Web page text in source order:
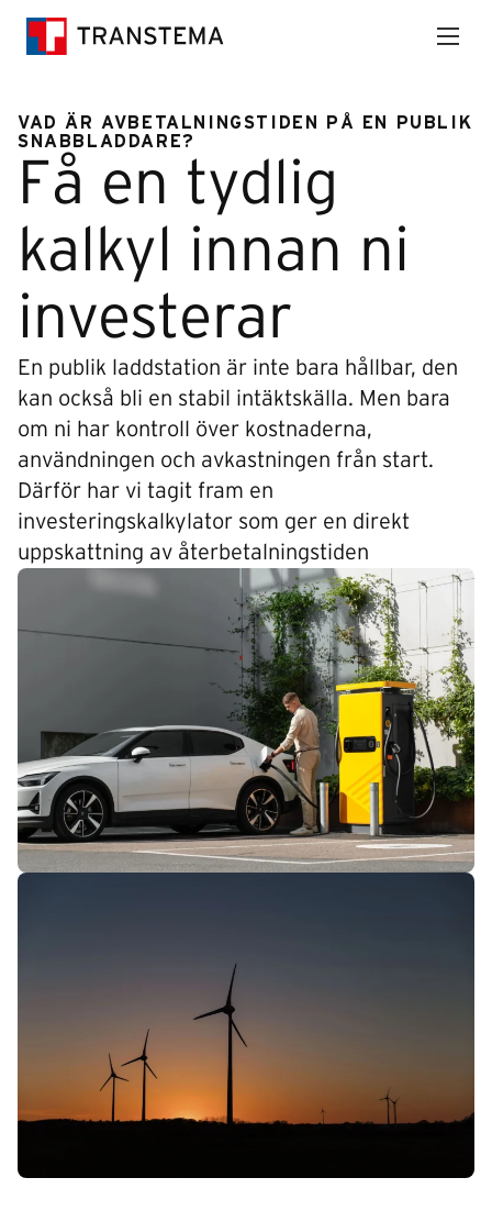
VAD ÄR AVBETALNINGSTIDEN PÅ EN PUBLIK
SNABBLADDARE?
Få en tydlig
kalkyl innan ni
investerar
En publik laddstation är inte bara hållbar, den
kan också bli en stabil intäktskälla. Men bara
om ni har kontroll över kostnaderna,
användningen och avkastningen från start.
Därför har vi tagit fram en
investeringskalkylator som ger en direkt
uppskattning av återbetalningstiden